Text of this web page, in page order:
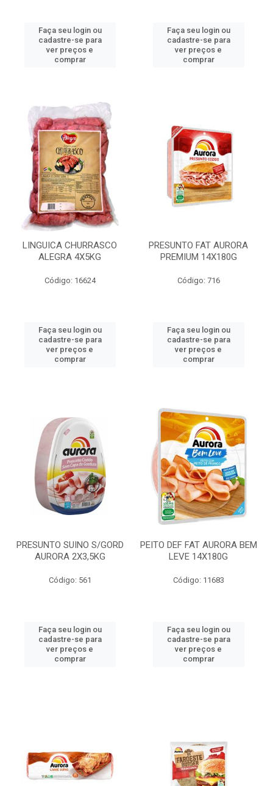
Faça seu login ou
cadastre-se para
ver preços e
comprar
Faça seu login ou
cadastre-se para
ver preços e
comprar
LINGUICA CHURRASCO
ALEGRA 4X5KG
Código: 16624
Faça seu login ou
cadastre-se para
ver preços e
comprar
PRESUNTO FAT AURORA
PREMIUM 14X180G
Código: 716
Faça seu login ou
cadastre-se para
ver preços e
comprar
PRESUNTO SUINO S/GORD
AURORA 2X3,5KG
Código: 561
Faça seu login ou
cadastre-se para
ver preços e
comprar
PEITO DEF FAT AURORA BEM
LEVE 14X180G
Código: 11683
Faça seu login ou
cadastre-se para
ver preços e
comprar